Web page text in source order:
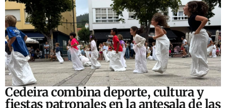
Cedeira combina deporte, cultura y
fiestas patronales en la antesala de las